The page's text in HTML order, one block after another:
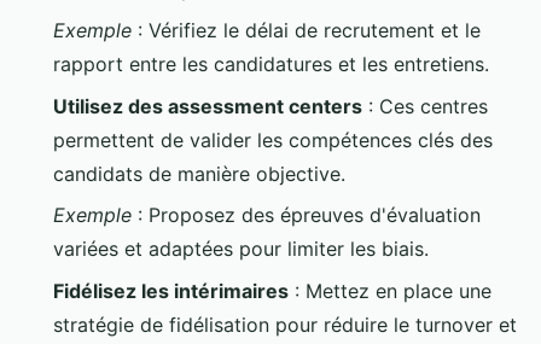
Exemple : Vérifiez le délai de recrutement et le
rapport entre les candidatures et les entretiens.
Utilisez des assessment centers : Ces centres
permettent de valider les compétences clés des
candidats de manière objective.
Exemple : Proposez des épreuves d'évaluation
variées et adaptées pour limiter les biais.
Fidélisez les intérimaires : Mettez en place une
stratégie de fidélisation pour réduire le turnover et